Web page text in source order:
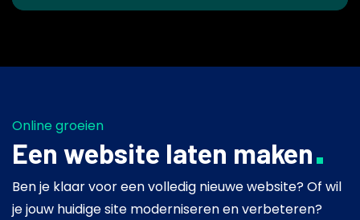
Online groeien
Een website laten maken
Ben je klaar voor een volledig nieuwe website? Of wil
je jouw huidige site moderniseren en verbeteren?